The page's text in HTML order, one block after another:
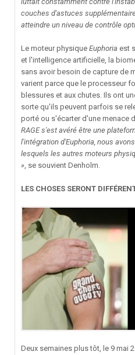
couches d'astuces
atteindre un niveau de contrôle
Le moteur physique Euphoria est
et l'intelligence artificielle, la
sans avoir besoin de capture de
varient parce que le processeur
blessures et aux chutes. Ils ont
sorte qu'ils peuvent parfois se
porté ou s'écarter d'une menace
RAGE s'est avéré être une
l'intégration d'Euphoria, nous
lesquels les autres moteurs
», se souvient Denholm.
LES CHOSES SERONT
Deux semaines plus tôt, le 9 mai